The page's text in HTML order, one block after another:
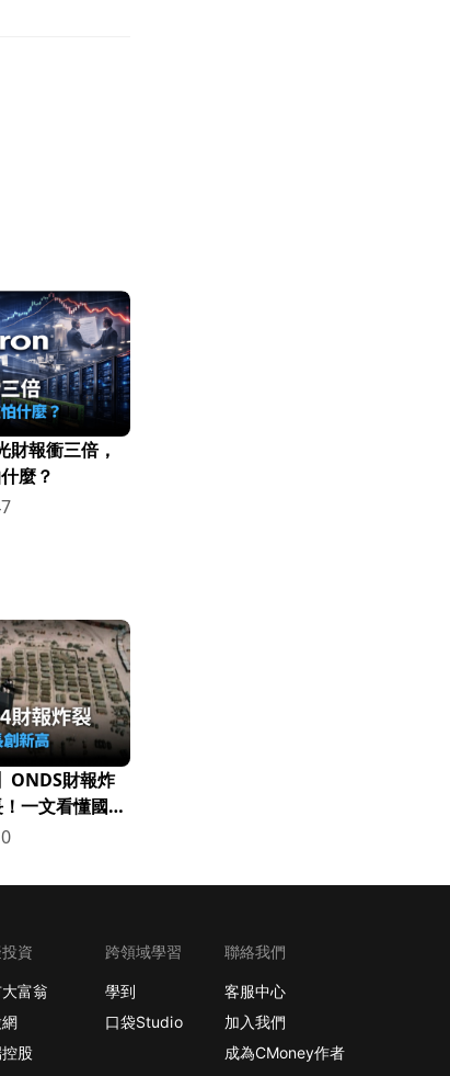
財報衝三倍，
麼？
ONDS財報炸
一文看懂國防
資
富翁
股
跨領域學習
學到
口袋Studio
聯絡我們
客服中心
加入我們
成為CMoney作者